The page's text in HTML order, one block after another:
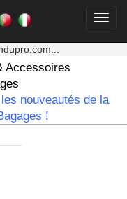
Accessoires
nouveautés de la
!